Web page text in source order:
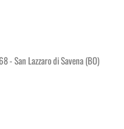
- San Lazzaro di Savena (BO)